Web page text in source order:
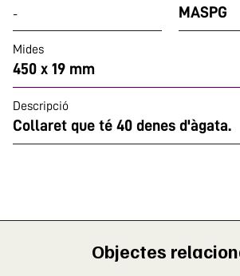
-
MASPG
Mides
450 x 19 mm
Descripció
Collaret que té 40 denes d'àgata.
Objectes